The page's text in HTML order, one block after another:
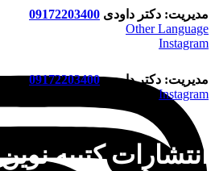
مدیریت: دکتر داودی 09172203400
Other Language
Instagram
مدیریت: دکتر داودی09172203400
Instagram
انتشارات کتیبه نوین